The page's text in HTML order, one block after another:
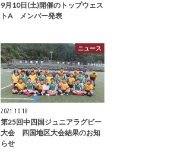
9月10日(土)開催のトップウェス
トA メンバー発表
ニュース
2021.10.18
第25回中四国ジュニアラグビー
大会 四国地区大会結果のお知
らせ